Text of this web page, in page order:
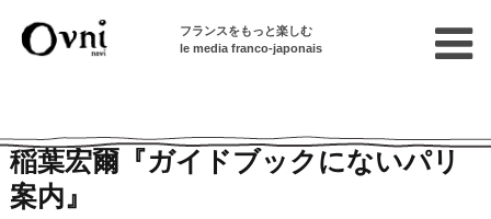
フランスをもっと楽しむ
le media franco-japonais
稲葉宏爾『ガイドブックにないパリ
案内』